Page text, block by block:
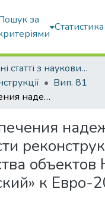
за
Статистика
Вибрані статті з наукових збірників КНУБА
Вип. 81
Опыт обеспечения надежности и безопасности реконструкции и строительства объектов НСК «Олимпийский» к Евро-2012
к Евро-